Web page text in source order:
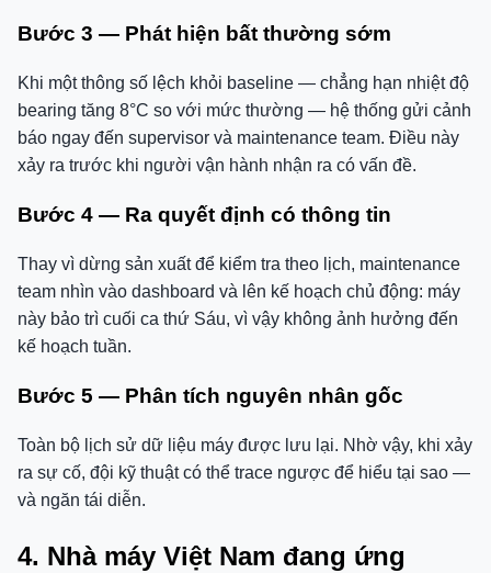
Bước 3 — Phát hiện bất thường sớm
Khi một thông số lệch khỏi baseline — chẳng hạn nhiệt độ
bearing tăng 8°C so với mức thường — hệ thống gửi cảnh
báo ngay đến supervisor và maintenance team. Điều này
xảy ra trước khi người vận hành nhận ra có vấn đề.
Bước 4 — Ra quyết định có thông tin
Thay vì dừng sản xuất để kiểm tra theo lịch, maintenance
team nhìn vào dashboard và lên kế hoạch chủ động: máy
này bảo trì cuối ca thứ Sáu, vì vậy không ảnh hưởng đến
kế hoạch tuần.
Bước 5 — Phân tích nguyên nhân gốc
Toàn bộ lịch sử dữ liệu máy được lưu lại. Nhờ vậy, khi xảy
ra sự cố, đội kỹ thuật có thể trace ngược để hiểu tại sao —
và ngăn tái diễn.
4. Nhà máy Việt Nam đang ứng